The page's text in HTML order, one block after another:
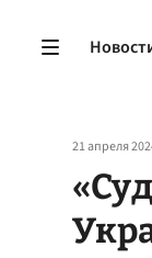
21 апреля